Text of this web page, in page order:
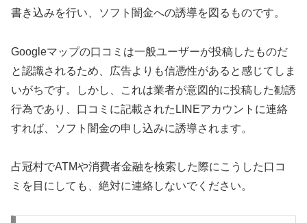
書き込みを行い、ソフト闇金への誘導を図るものです。
Googleマップの口コミは一般ユーザーが投稿したものだ
と認識されるため、広告よりも信憑性があると感じてしま
いがちです。しかし、これは業者が意図的に投稿した勧誘
行為であり、口コミに記載されたLINEアカウントに連絡
すれば、ソフト闇金の申し込みに誘導されます。
占冠村でATMや消費者金融を検索した際にこうした口コ
ミを目にしても、絶対に連絡しないでください。